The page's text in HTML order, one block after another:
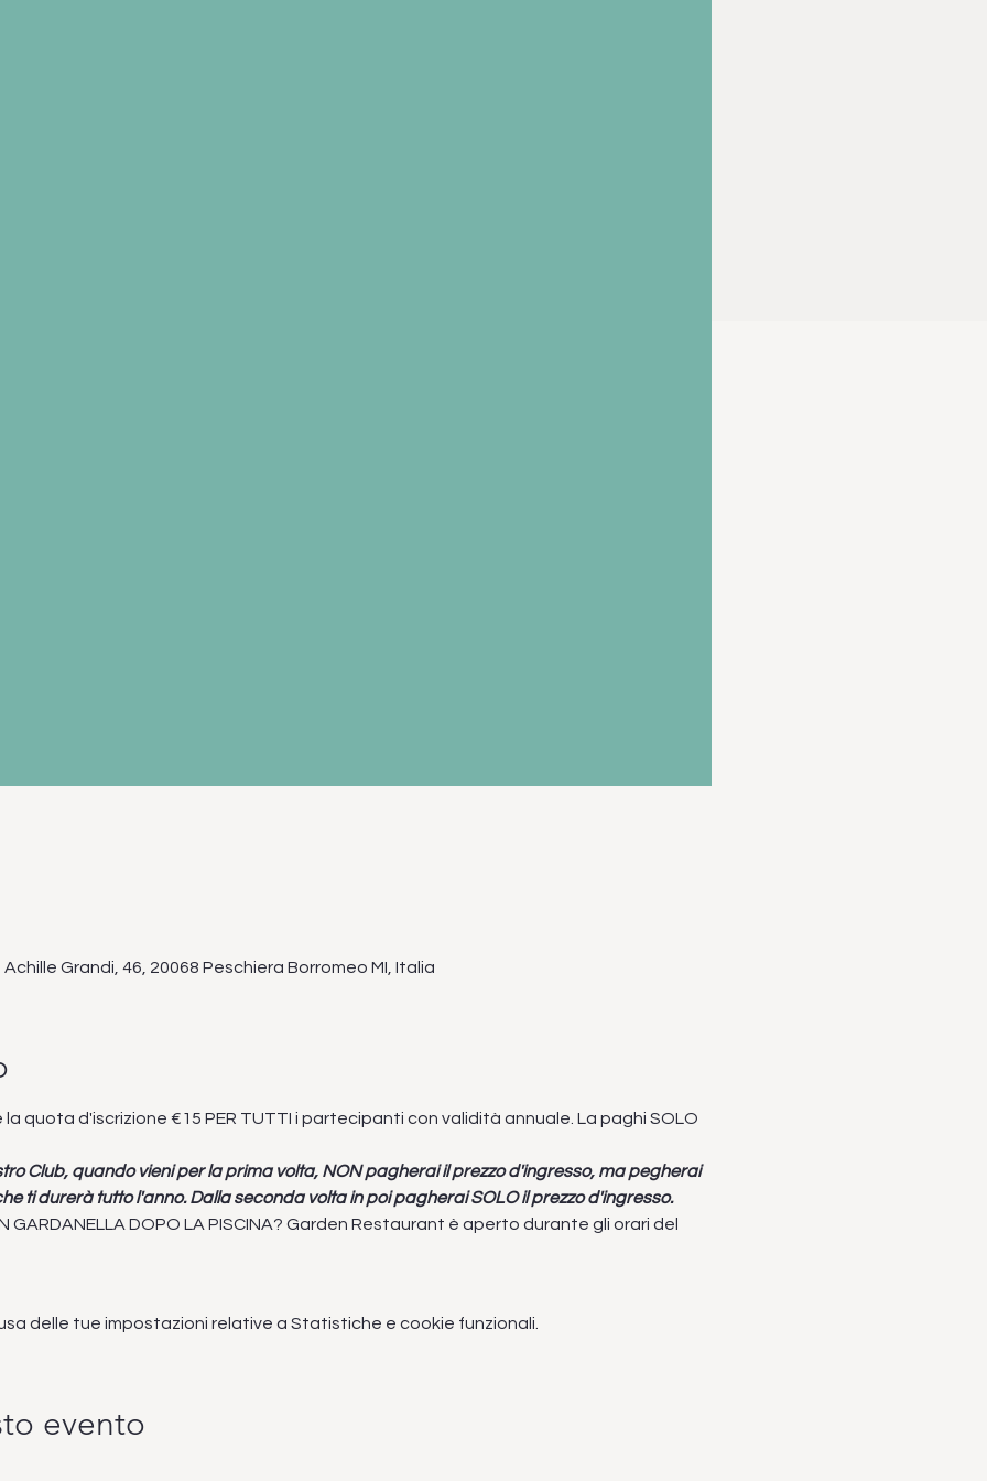
Grandi, 46, 20068 Peschiera Borromeo MI, Italia
quota d'iscrizione €15 PER TUTTI i partecipanti con validità annuale. La paghi SOLO
Club, quando vieni per la prima volta, NON pagherai il prezzo d'ingresso, ma pegherai
ti durerà tutto l'anno. Dalla seconda volta in poi pagherai SOLO il prezzo d'ingresso.
GARDANELLA DOPO LA PISCINA? Garden Restaurant è aperto durante gli orari del
delle tue impostazioni relative a Statistiche e cookie funzionali.
evento